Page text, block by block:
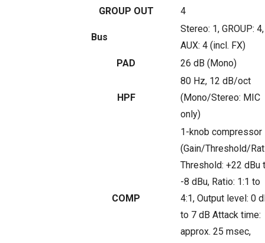
GROUP OUT
4
Bus
Stereo: 1, GROUP: 4,
AUX: 4 (incl. FX)
PAD 26 dB (Mono)
HPF
80 Hz, 12 dB/oct
(Mono/Stereo: MIC
only)
COMP
1-knob compressor
(Gain/Threshold/
Threshold: +22 dBu
-8 dBu, Ratio: 1:1 to
4:1, Output level: 0
to 7 dB Attack time:
approx. 25 msec,